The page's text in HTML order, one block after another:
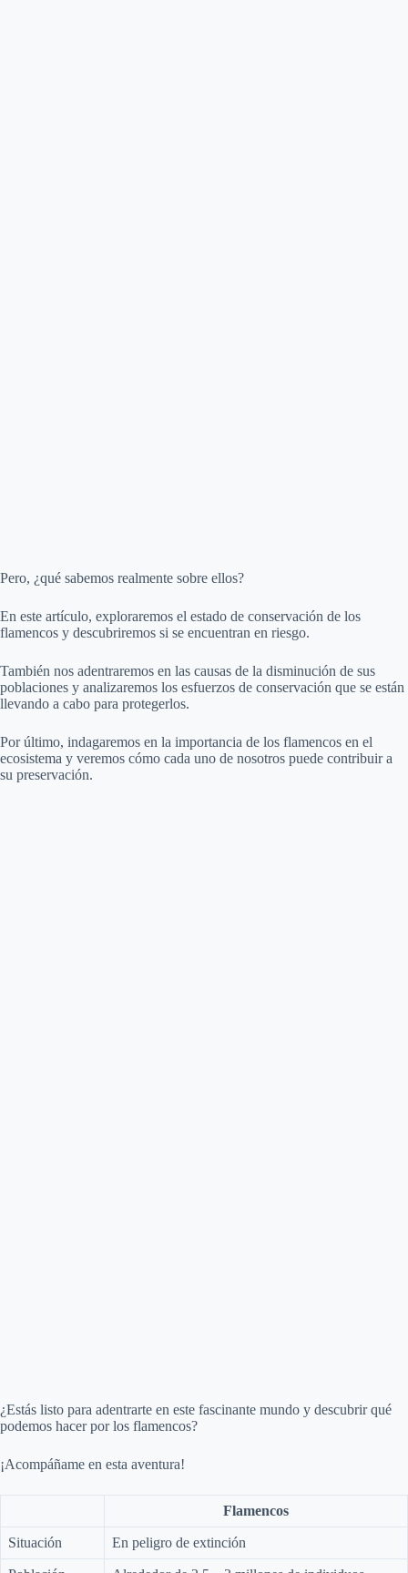
Pero, ¿qué sabemos realmente sobre ellos?
En este artículo, exploraremos el estado de conservación de los
flamencos y descubriremos si se encuentran en riesgo.
También nos adentraremos en las causas de la disminución de sus
poblaciones y analizaremos los esfuerzos de conservación que se están
llevando a cabo para protegerlos.
Por último, indagaremos en la importancia de los flamencos en el
ecosistema y veremos cómo cada uno de nosotros puede contribuir a
su preservación.
¿Estás listo para adentrarte en este fascinante mundo y descubrir qué
podemos hacer por los flamencos?
¡Acompáñame en esta aventura!
Flamencos
Situación En peligro de extinción